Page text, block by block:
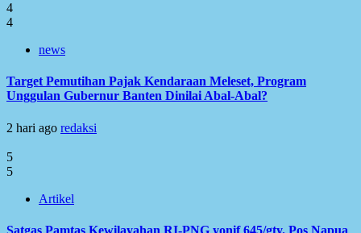
4
4
news
Target Pemutihan Pajak Kendaraan Meleset, Program
Unggulan Gubernur Banten Dinilai Abal-Abal?
2 hari ago redaksi
5
5
Artikel
Satgas Pamtas Kewilayahan RI-PNG yonif 645/gty. Pos Napua